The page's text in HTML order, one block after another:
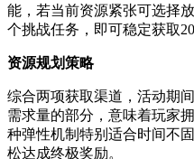
能，若当前资源紧张可选择
个挑战任务，即可稳定获取
资源规划策略
综合两项获取渠道，活动期
需求量的部分，意味着玩家
种弹性机制特别适合时间不
松达成终极奖励。